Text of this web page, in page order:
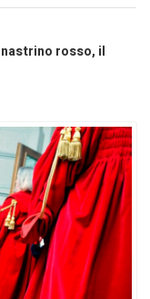
rosso, il